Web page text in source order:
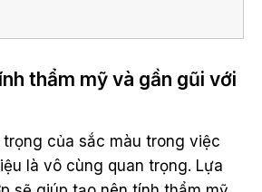
thẩm mỹ và gần gũi với
trọng của sắc màu trong việc
là vô cùng quan trọng. Lựa